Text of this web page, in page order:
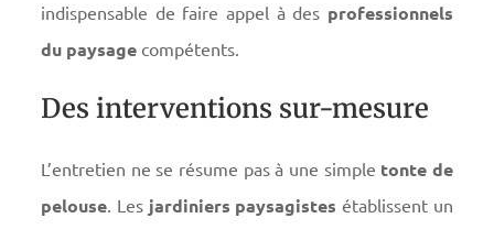
indispensable de faire appel à des professionnels
du paysage compétents.
Des interventions sur-mesure
L’entretien ne se résume pas à une simple tonte de
pelouse. Les jardiniers paysagistes établissent un